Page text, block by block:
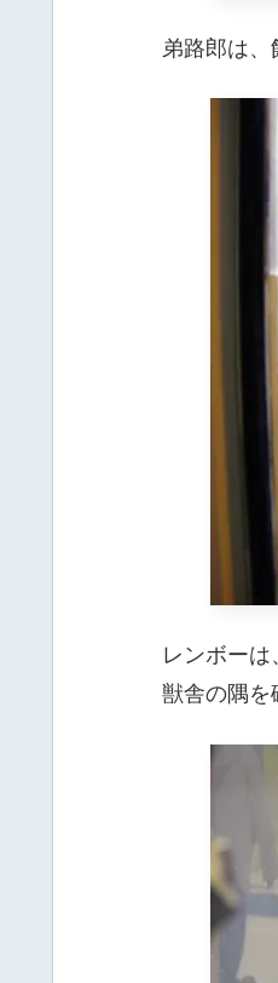
弟路郎は
レンボー
獣舎の隅を